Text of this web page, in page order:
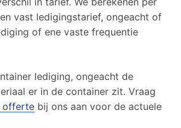
vast ledigingstarief, ongeacht of
of ene vaste frequentie
lediging, ongeacht de
er in de container zit. Vraag
offerte bij ons aan voor de actuele